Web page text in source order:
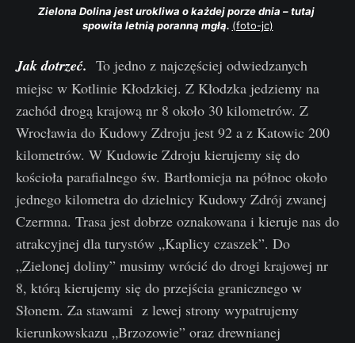
Zielona Dolina jest urokliwa o każdej porze dnia – tutaj
spowita letnią poranną mgłą. (foto-jc)
Jak dotrzeć. To jedno z najczęściej odwiedzanych
miejsc w Kotlinie Kłodzkiej. Z Kłodzka jedziemy na
zachód drogą krajową nr 8 około 30 kilometrów. Z
Wrocławia do Kudowy Zdroju jest 92 a z Katowic 200
kilometrów. W Kudowie Zdroju kierujemy się do
kościoła parafialnego św. Bartłomieja na północ około
jednego kilometra do dzielnicy Kudowy Zdrój zwanej
Czermna. Trasa jest dobrze oznakowana i kieruje nas do
atrakcyjnej dla turystów „Kaplicy czaszek”. Do
„Zielonej doliny” musimy wrócić do drogi krajowej nr
8, którą kierujemy się do przejścia granicznego w
Słonem. Za stawami z lewej strony wypatrujemy
kierunkowskazu „Brzozowie” oraz drewnianej